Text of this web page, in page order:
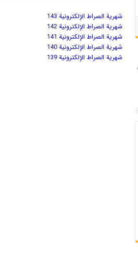
شهریة الصراط الإلكترونية 143
شهریة الصراط الإلكترونية 142
شهریة الصراط الإلكترونية 141
شهریة الصراط الإلكترونية 140
شهریة الصراط الإلكترونية 139